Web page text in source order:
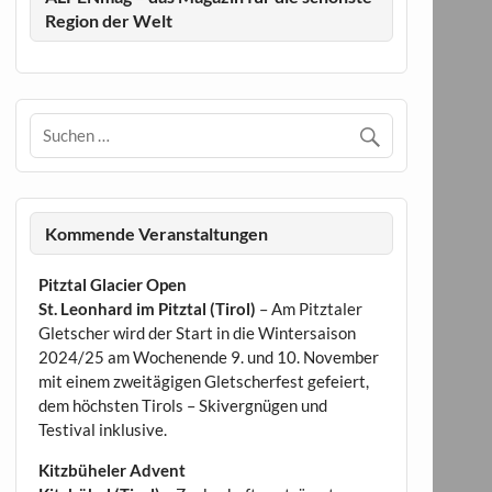
Region der Welt
Kommende Veranstaltungen
Pitztal Glacier Open
St. Leonhard im Pitztal (Tirol) – Am Pitztaler
Gletscher wird der Start in die Wintersaison
2024/25 am Wochenende 9. und 10. November
mit einem zweitägigen Gletscherfest gefeiert,
dem höchsten Tirols – Skivergnügen und
Testival inklusive.
Kitzbüheler Advent